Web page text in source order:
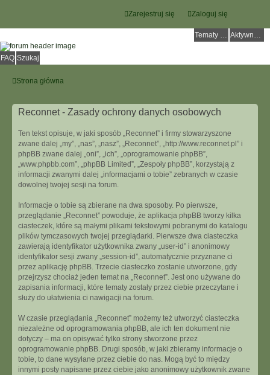
Zaloguj się
Zarejestruj się
Tematy bez odpowiedzi Aktywne tematy
FAQ Szukaj
Strona główna
Reconnet - Zasady ochrony danych osobowych
Ten tekst opisuje, w jaki sposób „Reconnet” i firmy stowarzyszone
zwane dalej „my”, „nas”, „nasz”, „Reconnet”, „http://www.reconnet.pl” i
phpBB zwane dalej „oni”, „ich”, „oprogramowanie phpBB”,
„www.phpbb.com”, „phpBB Limited”, „Zespoły phpBB”, korzystają z
informacji zwanymi dalej „informacjami o tobie” zebranych w czasie
dowolnej twojej sesji na forum.
Informacje o tobie są zbierane na dwa sposoby. Po pierwsze,
przeglądanie „Reconnet” powoduje, że aplikacja phpBB tworzy kilka
ciasteczek, które są małymi plikami tekstowymi pobranymi do katalogu
plików tymczasowych twojej przeglądarki. Pierwsze dwa ciasteczka
zawierają identyfikator użytkownika zwany „user-id” i anonimowy
identyfikator sesji zwany „session-id”, automatycznie przyznane ci
przez aplikację phpBB. Trzecie ciasteczko zostanie utworzone, gdy
przejrzysz chociaż jeden temat na „Reconnet”. Jest ono używane do
zapisania informacji, które tematy zostały przez ciebie przeczytane i
służy do ułatwienia ci nawigacji na forum.
W czasie przeglądania „Reconnet” możemy też utworzyć ciasteczka
niezależne od oprogramowania phpBB, ale ich ten dokument nie
dotyczy – ma on opisywać tylko strony stworzone przez
oprogramowanie phpBB. Drugi sposób, w jaki zbieramy informacje o
tobie, to dane wysyłane przez ciebie do nas. Mogą być to między
innymi posty napisane przez ciebie jako anonimowy użytkownik zwane